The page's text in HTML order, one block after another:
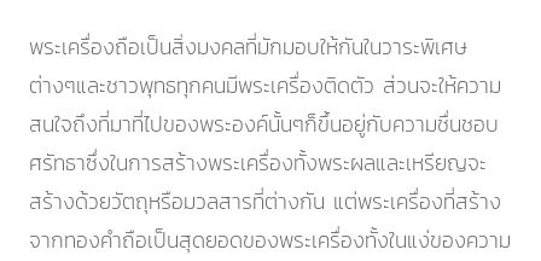
พระเครื่องถือเป็นสิ่งมงคลที่มักมอบให้กันในวาระพิเศษ
ต่างๆและชาวพุทธทุกคนมีพระเครื่องติดตัว ส่วนจะให้ความ
สนใจถึงที่มาที่ไปของพระองค์นั้นๆก็ขึ้นอยู่กับความชื่นชอบ
ศรัทธาซึ่งในการสร้างพระเครื่องทั้งพระผลและเหรียญจะ
สร้างด้วยวัตถุหรือมวลสารที่ต่างกัน แต่พระเครื่องที่สร้าง
จากทองคำถือเป็นสุดยอดของพระเครื่องทั้งในแง่ของความ